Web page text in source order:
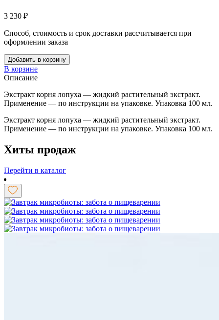
3 230 ₽
Способ, стоимость и срок доставки рассчитывается при
оформлении заказа
Добавить в корзину
В корзине
Описание
Экстракт корня лопуха — жидкий растительный экстракт.
Применение — по инструкции на упаковке. Упаковка 100 мл.
Экстракт корня лопуха — жидкий растительный экстракт.
Применение — по инструкции на упаковке. Упаковка 100 мл.
Хиты продаж
Перейти в каталог